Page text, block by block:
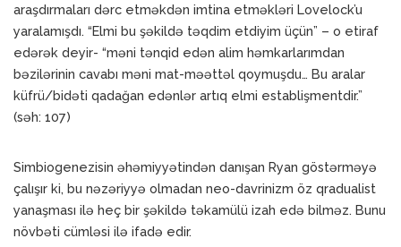
araşdırmaları dərc etməkdən imtina etməkləri Lovelock’u
yaralamışdı. “Elmi bu şəkildə təqdim etdiyim üçün” – o etiraf
edərək deyir- “məni tənqid edən alim həmkarlarımdan
bəzilərinin cavabı məni mat-məəttəl qoymuşdu… Bu aralar
küfrü/bidəti qadağan edənlər artıq elmi establişmentdir.”
(səh: 107)
Simbiogenezisin əhəmiyyətindən danışan Ryan göstərməyə
çalışır ki, bu nəzəriyyə olmadan neo-davrinizm öz qradualist
yanaşması ilə heç bir şəkildə təkamülü izah edə bilməz. Bunu
növbəti cümləsi ilə ifadə edir.